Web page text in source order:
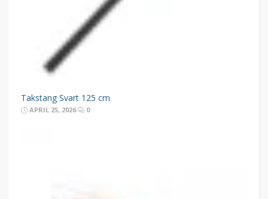
Takstang Svart 125 cm
APRIL 25, 2026 0